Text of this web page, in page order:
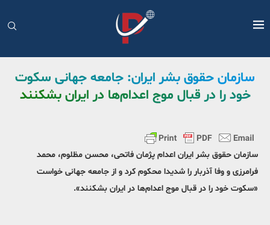
سازمان حقوق بشر ایران: جامعه جهانی سکوت
خود را در قبال موج اعدام‌ها در ایران بشکنند
سازمان حقوق بشر ایران اعدام پژمان فاتحی، محسن مظلوم، محمد
فرامرزی و وفا آذربار را شدیدا محکوم کرد و از جامعه جهانی خواست
«سکوت خود را در قبال موج اعدام‌ها در ایران بشکنند».